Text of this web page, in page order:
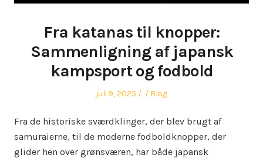
Fra katanas til knopper:
Sammenligning af japansk
kampsport og fodbold
Posted
juli 9, 2025 Author
Posted
Blog
Fra de historiske sværdklinger, der blev brugt af
samuraierne, til de moderne fodboldknopper, der
glider hen over grønsværen, har både japansk